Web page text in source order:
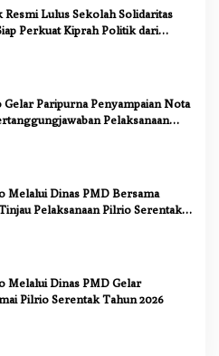
Lulus Sekolah Solidaritas
Perkuat Kiprah Politik dari
Gelar Paripurna Penyampaian Nota
Pelaksanaan
Melalui Dinas PMD Bersama
Pelaksanaan Pilrio Serentak
Melalui Dinas PMD Gelar
Pilrio Serentak Tahun 2026